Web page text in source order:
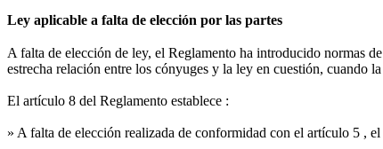
Ley aplicable a falta de elección por las partes
A falta de elección de ley, el Reglamento ha introducido normas
estrecha relación entre los cónyuges y la ley en cuestión, cuando
El artículo 8 del Reglamento establece :
» A falta de elección realizada de conformidad con el artículo 5 ,